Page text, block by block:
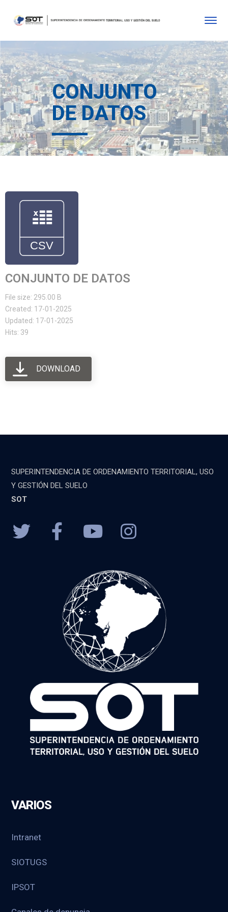
CONJUNTO
DE DATOS
CONJUNTO DE DATOS
File size: 295.00 B
Created: 17-01-2025
Updated: 17-01-2025
Hits: 39
DOWNLOAD
SUPERINTENDENCIA DE ORDENAMIENTO TERRITORIAL, USO
Y GESTIÓN DEL SUELO
SOT
VARIOS
Intranet
SIOTUGS
IPSOT